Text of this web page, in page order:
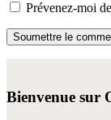
Prévenez-moi
Soumettre le
Bienvenue sur